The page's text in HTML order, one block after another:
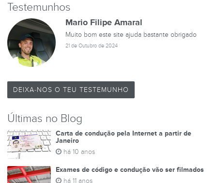
Testemunhos
Mario Filipe Amaral
Muito bom este site ajuda bastante obrigado
21 de Outubro de 2024
DEIXA-NOS O TEU TESTEMUNHO
Últimas no Blog
Carta de condução pela Internet a partir de
Janeiro
há 10 anos
Exames de código e condução vão ser filmados
há 11 anos